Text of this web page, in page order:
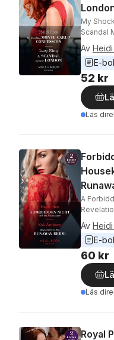
My
Scandal
Av
E-
52 kr
Läs
A
Av
E-
60 kr
Läs
Royal